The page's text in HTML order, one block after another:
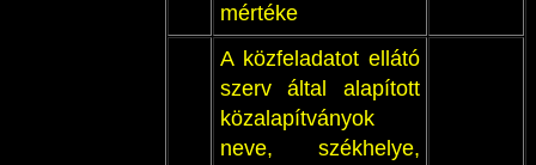
mértéke
A közfeladatot ellátó
szerv által alapított
közalapítványok
neve, székhelye,